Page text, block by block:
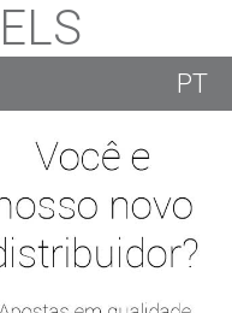
PT